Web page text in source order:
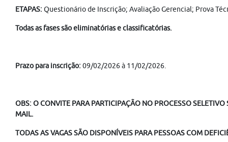
ETAPAS:Questionário de Inscrição; Avaliação Gerencial; Prova
Todas as fases são eliminatórias e classificatórias.
Prazo para inscrição:09/02/2026 à 11/02/2026.
OBS: O CONVITE PARA PARTICIPAÇÃO NO PROCESSO SELETIVO
MAIL.
TODAS AS VAGAS SÃO DISPONÍVEIS PARA PESSOAS COM